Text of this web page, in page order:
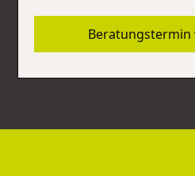
Beratungstermin